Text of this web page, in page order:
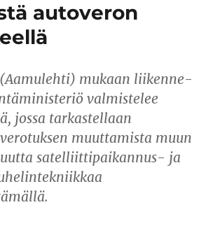
autoveron
mukaan liikenne-
valmistelee
jossa tarkastellaan
muuttamista muun
uutta satelliittipaikannus- ja